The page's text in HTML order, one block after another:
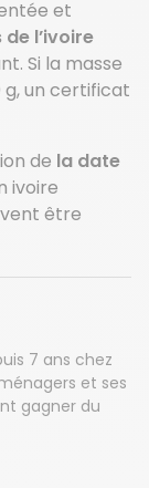
et
de l’ivoire
Si la masse
g, un certificat
de la date
ivoire
être
7 ans chez
et ses
gagner du